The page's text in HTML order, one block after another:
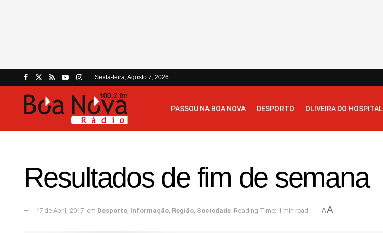
Sexta-feira, Agosto 7, 2026
PASSOU NA BOA NOVA DESPORTO OLIVEIRA DO HOSPITAL
Resultados de fim de semana
17 de Abril, 2017 em Desporto, Informação, Região, Sociedade Reading Time: 1 min read AA